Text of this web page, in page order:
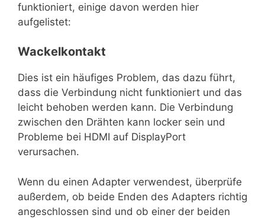
funktioniert, einige davon werden hier
aufgelistet:
Wackelkontakt
Dies ist ein häufiges Problem, das dazu führt,
dass die Verbindung nicht funktioniert und das
leicht behoben werden kann. Die Verbindung
zwischen den Drähten kann locker sein und
Probleme bei HDMI auf DisplayPort
verursachen.
Wenn du einen Adapter verwendest, überprüfe
außerdem, ob beide Enden des Adapters richtig
angeschlossen sind und ob einer der beiden